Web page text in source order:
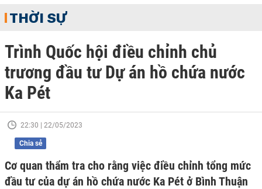
THỜI SỰ
Trình Quốc hội điều chỉnh chủ
trương đầu tư Dự án hồ chứa nước
Ka Pét
22:30 | 22/05/2023
Chia sẻ
Cơ quan thẩm tra cho rằng việc điều chỉnh tổng mức
đầu tư của dự án hồ chứa nước Ka Pét ở Bình Thuận